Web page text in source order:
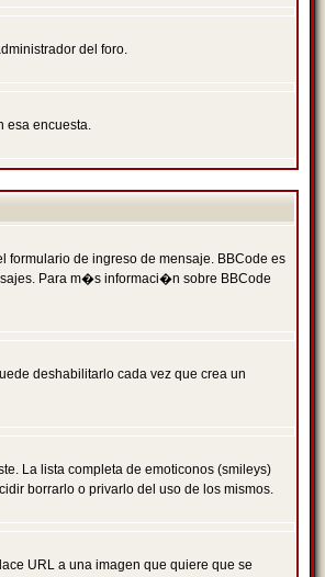
del foro.
esa encuesta.
de ingreso de mensaje. BBCode es
Para m�s informaci�n sobre BBCode
deshabilitarlo cada vez que crea un
La lista completa de emoticonos (smileys)
borrarlo o privarlo del uso de los mismos.
URL a una imagen que quiere que se